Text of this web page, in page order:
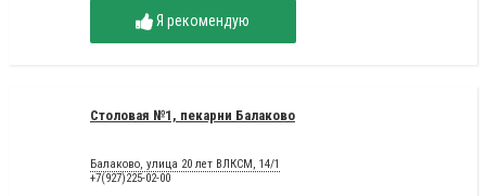
Я рекомендую
Столовая №1, пекарни Балаково
Балаково, улица 20 лет ВЛКСМ, 14/1
+7(927)225-02-00